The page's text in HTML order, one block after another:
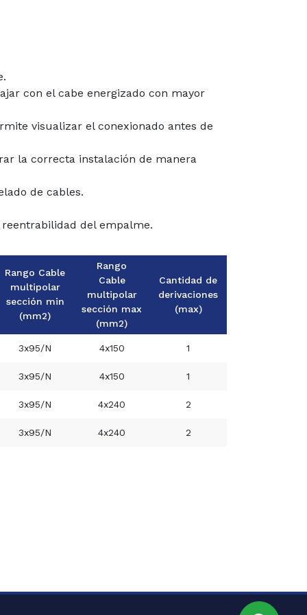
con el cabe energizado con mayor
visualizar el conexionado antes de
la correcta instalación de manera
de cables.
del empalme.
Rango Cable
multipolar
sección min
(mm2)
Rango
Cable
multipolar
sección max
(mm2)
Cantidad de
derivaciones
(max)
3x95/N 4x150 1
3x95/N 4x150 1
3x95/N 4x240 2
3x95/N 4x240 2